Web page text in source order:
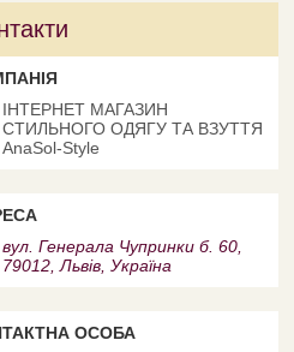
ІНТЕРНЕТ МАГАЗИН
СТИЛЬНОГО ОДЯГУ ТА ВЗУТТЯ
AnaSol-Style
вул. Генерала Чупринки б. 60,
79012, Львів, Україна